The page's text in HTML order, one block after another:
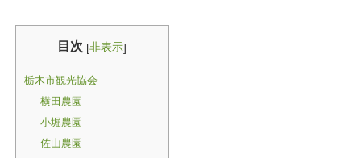
目次 [非表示]
栃木市観光協会
横田農園
小堀農園
佐山農園